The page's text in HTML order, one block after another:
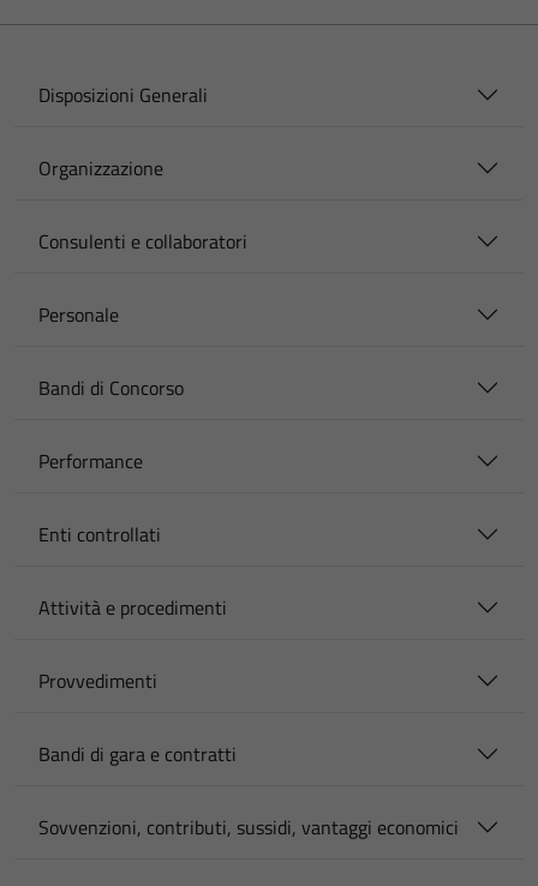
Disposizioni Generali
Organizzazione
Consulenti e collaboratori
Personale
Bandi di Concorso
Performance
Enti controllati
Attività e procedimenti
Provvedimenti
Bandi di gara e contratti
Sovvenzioni, contributi, sussidi, vantaggi economici